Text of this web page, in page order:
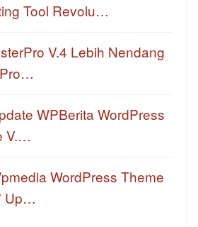
Tool Revolu…
V.4 Lebih Nendang
WPBerita WordPress
V.…
WordPress Theme
Up…